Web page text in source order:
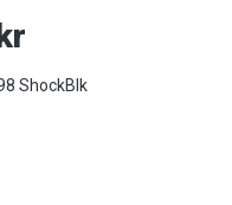
ShockBlk